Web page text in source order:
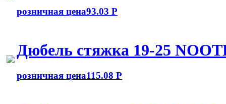
розничная цена93.03 Р
Дюбель стяжка 19-25
розничная цена115.08 Р